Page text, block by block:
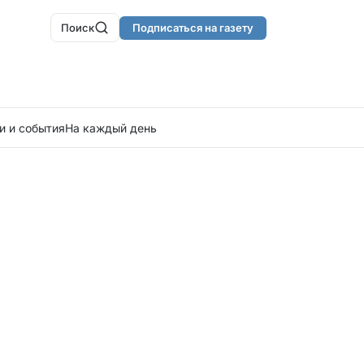
Поиск Подписаться на газету
и событияНа каждый день